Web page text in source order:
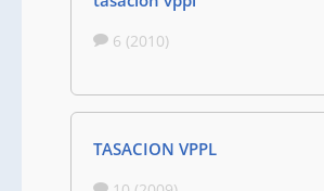
6 (2010)
TASACION VPPL